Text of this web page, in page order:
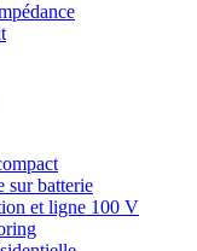
sur batterie
et ligne 100 V